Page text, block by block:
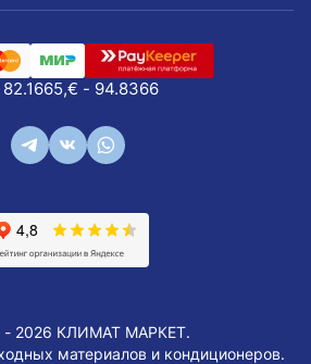
€ - 94.8366
- 2026 КЛИМАТ МАРКЕТ.
материалов и кондиционеров.